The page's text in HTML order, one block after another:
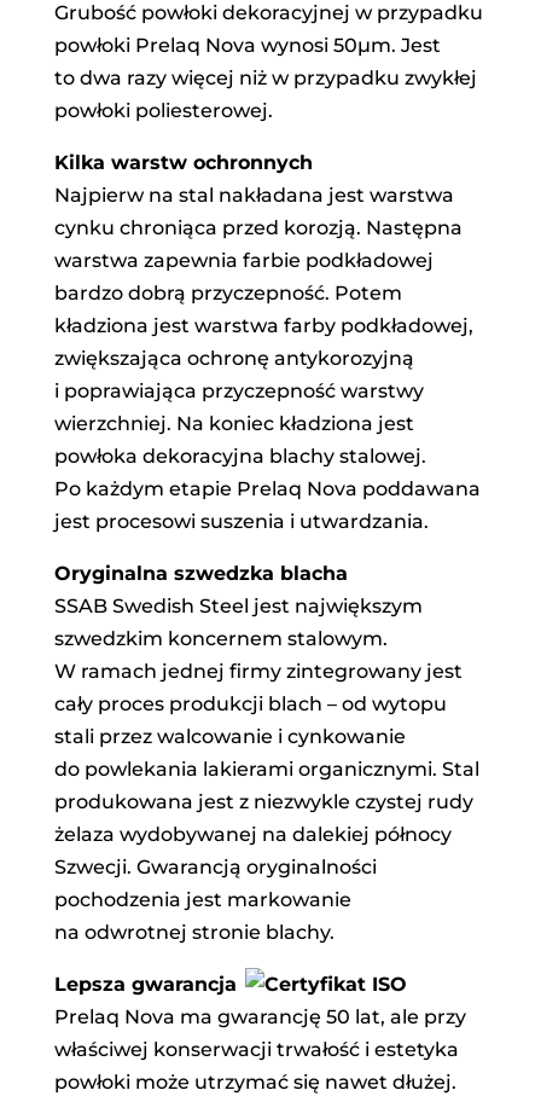
Grubość powłoki dekoracyjnej w przypadku
powłoki Prelaq Nova wynosi 50µm. Jest
to dwa razy więcej niż w przypadku zwykłej
powłoki poliesterowej.
Kilka warstw ochronnych
Najpierw na stal nakładana jest warstwa
cynku chroniąca przed korozją. Następna
warstwa zapewnia farbie podkładowej
bardzo dobrą przyczepność. Potem
kładziona jest warstwa farby podkładowej,
zwiększająca ochronę antykorozyjną
i poprawiająca przyczepność warstwy
wierzchniej. Na koniec kładziona jest
powłoka dekoracyjna blachy stalowej.
Po każdym etapie Prelaq Nova poddawana
jest procesowi suszenia i utwardzania.
Oryginalna szwedzka blacha
SSAB Swedish Steel jest największym
szwedzkim koncernem stalowym.
W ramach jednej firmy zintegrowany jest
cały proces produkcji blach – od wytopu
stali przez walcowanie i cynkowanie
do powlekania lakierami organicznymi. Stal
produkowana jest z niezwykle czystej rudy
żelaza wydobywanej na dalekiej północy
Szwecji. Gwarancją oryginalności
pochodzenia jest markowanie
na odwrotnej stronie blachy.
Lepsza gwarancja
Prelaq Nova ma gwarancję 50 lat, ale przy
właściwej konserwacji trwałość i estetyka
powłoki może utrzymać się nawet dłużej.